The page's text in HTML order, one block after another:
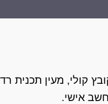
קולי, מעין תכנית
אישי.